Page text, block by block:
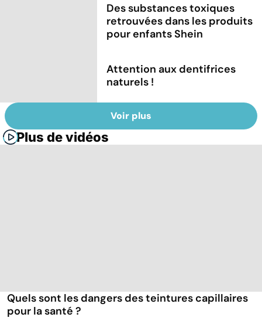
Des substances toxiques
retrouvées dans les produits
pour enfants Shein
Attention aux dentifrices
naturels !
Voir plus
Plus de vidéos
Quels sont les dangers des teintures capillaires
pour la santé ?